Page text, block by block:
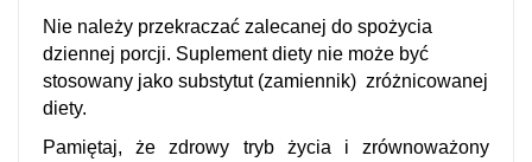
Nie należy przekraczać zalecanej do spożycia
dziennej porcji. Suplement diety nie może być
stosowany jako substytut (zamiennik) zróżnicowanej
diety.
Pamiętaj, że zdrowy tryb życia i zrównoważony